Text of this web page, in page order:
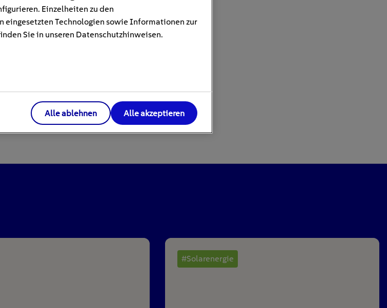
#Solarenergie
Einzelheiten zu den
Technologien sowie Informationen zur
Sie in unseren Datenschutzhinweisen.
Alle ablehnen Alle akzeptieren